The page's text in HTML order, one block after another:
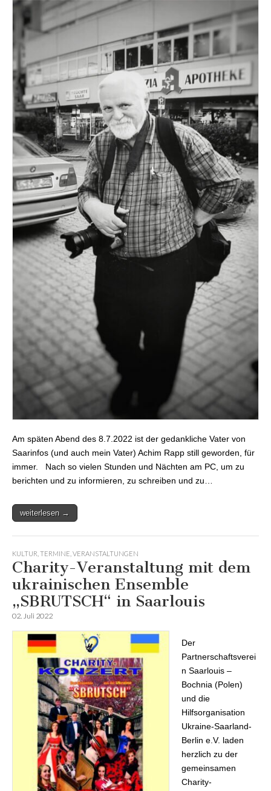
Am späten Abend des 8.7.2022 ist der gedankliche Vater von
Saarinfos (und auch mein Vater) Achim Rapp still geworden, für
immer. Nach so vielen Stunden und Nächten am PC, um zu
berichten und zu informieren, zu schreiben und zu…
weiterlesen →
KULTUR TERMINE VERANSTALTUNGEN
Charity-Veranstaltung mit dem
ukrainischen Ensemble
„SBRUTSCH“ in Saarlouis
02. Juli 2022
Der
Partnerschaftsverei
n Saarlouis –
Bochnia (Polen)
und die
Hilfsorganisation
Ukraine-Saarland-
Berlin e.V. laden
herzlich zu der
gemeinsamen
Charity-